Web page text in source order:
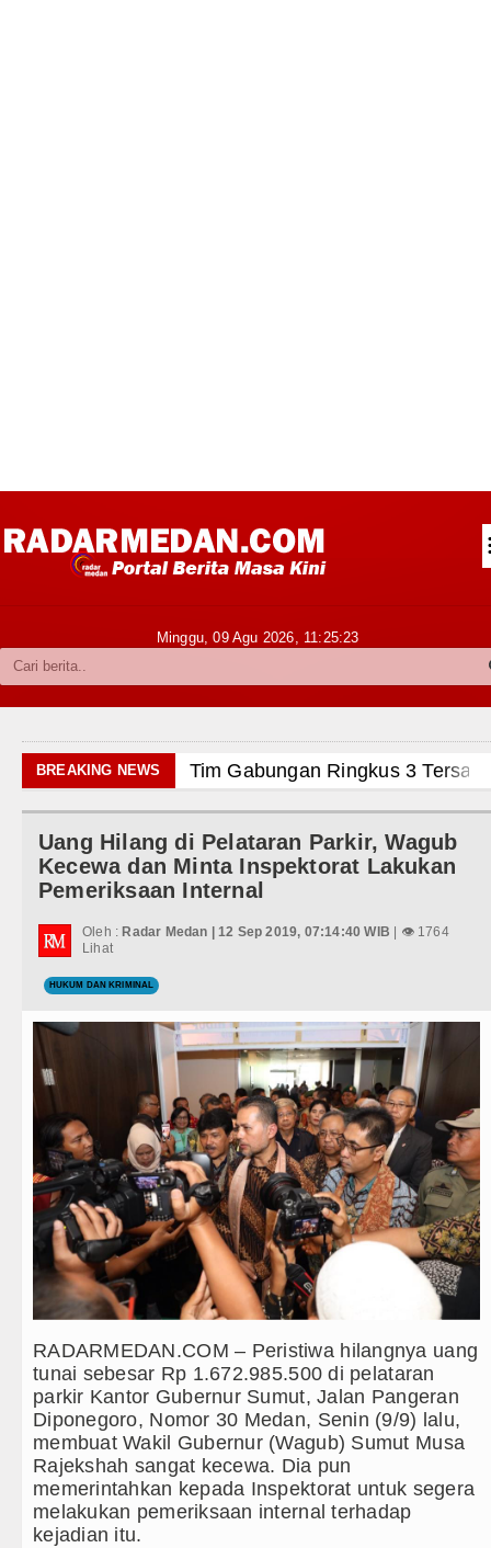
Kabupaten Karo
Politik
Hiburan
Olahraga
Teknologi
Internasional
Wisata
TIPS dan TRIK
+ Lainnya
Video
Kesehatan
Kuliner
Siraman Rohani
Minggu, 09 Agu 2026, 11:25:24
BREAKING NEWS Tim Gabungan Ringkus 3
Emma Raducanu Absen di Grand
Juventus Dikalahkan Inter Milan di
Gubernur Bobby Nasution Minta
Rico Waas : Kemerdekaan Harus
Akses Jalan ke Pemandian Air
Dayang Nan Tujuh Menggetarkan
Tim Gabungan Ringkus 3
Emma Raducanu Absen di Grand
Juventus Dikalahkan Inter Milan di
PSG Ditahan Manchester United
Chelsea Gilas AC Milan di Laga
Ketua GRIB Jaya Labuhanbatu
Gubernur Bobby Nasution Minta
Uang Hilang di Pelataran Parkir, Wagub
Kecewa dan Minta Inspektorat Lakukan
Pemeriksaan Internal
Oleh : Radar Medan | 12 Sep 2019, 07:14:40 WIB | 👁 1764
Lihat
HUKUM DAN KRIMINAL
RADARMEDAN.COM – Peristiwa hilangnya uang
tunai sebesar Rp 1.672.985.500 di pelataran
parkir Kantor Gubernur Sumut, Jalan Pangeran
Diponegoro, Nomor 30 Medan, Senin (9/9) lalu,
membuat Wakil Gubernur (Wagub) Sumut Musa
Rajekshah sangat kecewa. Dia pun
memerintahkan kepada Inspektorat untuk segera
melakukan pemeriksaan internal terhadap
kejadian itu.